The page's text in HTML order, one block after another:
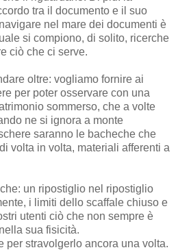
tra il documento e il suo
nel mare dei documenti è
si compiono, di solito, ricerche
ciò che ci serve.
oltre: vogliamo fornire ai
per poter osservare con una
sommerso, che a volte
ne si ignora a monte
saranno le bacheche che
volta in volta, materiali afferenti a
un ripostiglio nel ripostiglio
i limiti dello scaffale chiuso e
utenti ciò che non sempre è
sua fisicità.
per stravolgerlo ancora una volta.